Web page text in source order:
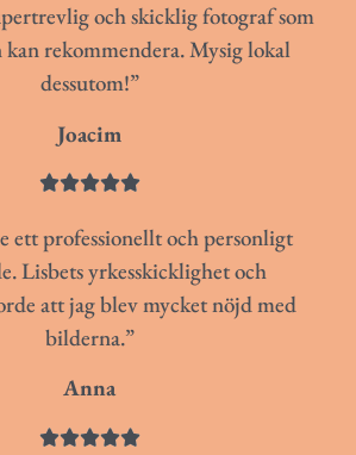
och skicklig fotograf som
rekommendera. Mysig lokal
dessutom!”
Joacim

ett professionellt och personligt
Lisbets yrkesskicklighet och
att jag blev mycket nöjd med
bilderna.”
Anna
